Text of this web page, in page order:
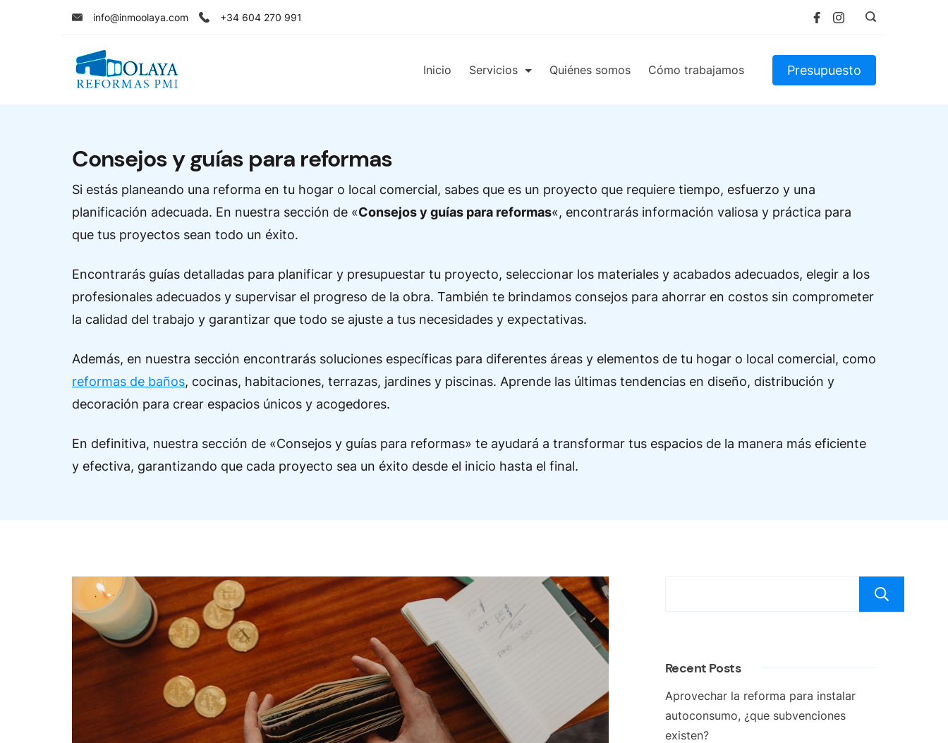
info@inmoolaya.com +34 604 270 991
Inicio Servicios Quiénes somos Cómo trabajamos Presupuesto
Consejos y guías para reformas
Si estás planeando una reforma en tu hogar o local comercial, sabes que es un proyecto que requiere tiempo, esfuerzo y una
planificación adecuada. En nuestra sección de «Consejos y guías para reformas«, encontrarás información valiosa y práctica para
que tus proyectos sean todo un éxito.
Encontrarás guías detalladas para planificar y presupuestar tu proyecto, seleccionar los materiales y acabados adecuados, elegir a los
profesionales adecuados y supervisar el progreso de la obra. También te brindamos consejos para ahorrar en costos sin comprometer
la calidad del trabajo y garantizar que todo se ajuste a tus necesidades y expectativas.
Además, en nuestra sección encontrarás soluciones específicas para diferentes áreas y elementos de tu hogar o local comercial, como
reformas de baños, cocinas, habitaciones, terrazas, jardines y piscinas. Aprende las últimas tendencias en diseño, distribución y
decoración para crear espacios únicos y acogedores.
En definitiva, nuestra sección de «Consejos y guías para reformas» te ayudará a transformar tus espacios de la manera más eficiente
y efectiva, garantizando que cada proyecto sea un éxito desde el inicio hasta el final.
Recent Posts
Aprovechar la reforma para instalar
autoconsumo, ¿que subvenciones
existen?